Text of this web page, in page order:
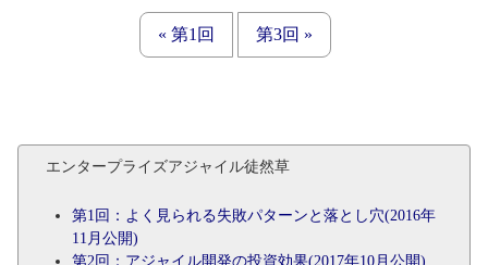
« 第1回 第3回 »
エンタープライズアジャイル徒然草
第1回：よく見られる失敗パターンと落とし穴(2016年
11月公開)
第2回：アジャイル開発の投資効果(2017年10月公開)